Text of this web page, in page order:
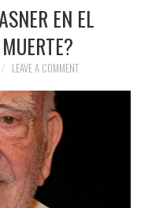
EN EL
LEAVE A COMMENT